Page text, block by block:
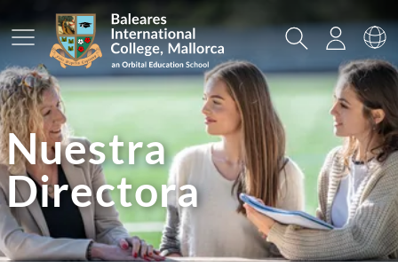
Menú prinicpal BuscarAcceso
Nuestra
Directora